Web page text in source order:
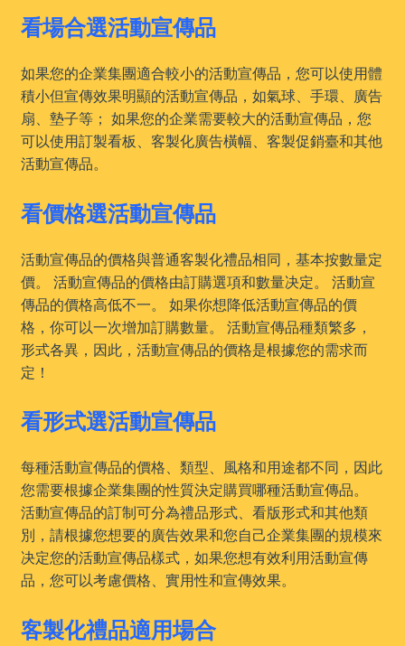
看場合選活動宣傳品
如果您的企業集團適合較小的活動宣傳品，您可以使用體
積小但宣傳效果明顯的活動宣傳品，如氣球、手環、廣告
扇、墊子等； 如果您的企業需要較大的活動宣傳品，您
可以使用訂製看板、客製化廣告橫幅、客製促銷臺和其他
活動宣傳品。
看價格選活動宣傳品
活動宣傳品的價格與普通客製化禮品相同，基本按數量定
價。 活動宣傳品的價格由訂購選項和數量决定。 活動宣
傳品的價格高低不一。 如果你想降低活動宣傳品的價
格，你可以一次增加訂購數量。 活動宣傳品種類繁多，
形式各異，因此，活動宣傳品的價格是根據您的需求而
定！
看形式選活動宣傳品
每種活動宣傳品的價格、類型、風格和用途都不同，因此
您需要根據企業集團的性質決定購買哪種活動宣傳品。
活動宣傳品的訂制可分為禮品形式、看版形式和其他類
別，請根據您想要的廣告效果和您自己企業集團的規模來
决定您的活動宣傳品樣式，如果您想有效利用活動宣傳
品，您可以考慮價格、實用性和宣傳效果。
客製化禮品適用場合